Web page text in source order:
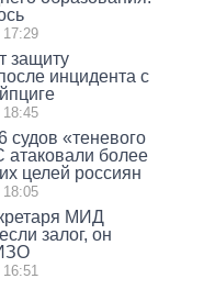
17:29
защиту
инцидента с
18:45
судов «теневого
более
целей россиян
18:05
МИД
залог, он